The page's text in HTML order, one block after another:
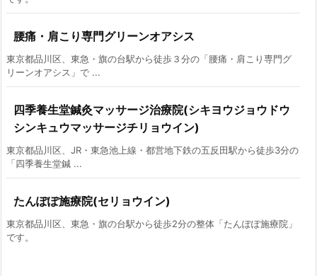
腰痛・肩こり専門グリーンオアシス
東京都品川区、東急・旗の台駅から徒歩３分の「腰痛・肩こり専門グ
リーンオアシス」で ...
四季養生堂鍼灸マッサージ治療院(シキヨウジョウドウ
シンキュウマッサージチリョウイン)
東京都品川区、JR・東急池上線・都営地下鉄の五反田駅から徒歩3分の
「四季養生堂鍼 ...
たんぽぽ施療院(セリョウイン)
東京都品川区、東急・旗の台駅から徒歩2分の整体「たんぽぽ施療院」
です。